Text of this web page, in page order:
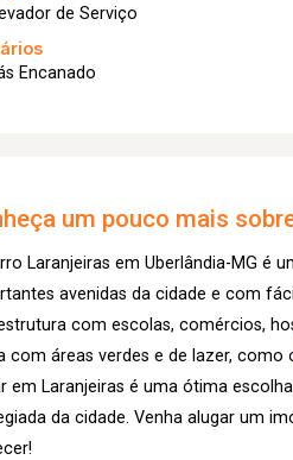
de Serviço
Encanado
um pouco mais
Laranjeiras em Uberlândia-MG é
avenidas da cidade e com
com escolas, comércios,
com áreas verdes e de lazer, como
em Laranjeiras é uma ótima
da cidade. Venha alugar um